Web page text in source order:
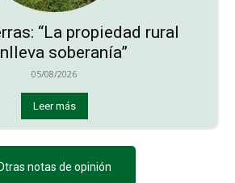
“La propiedad rural
soberanía”
05/08/2026
Leer más
notas de opinión